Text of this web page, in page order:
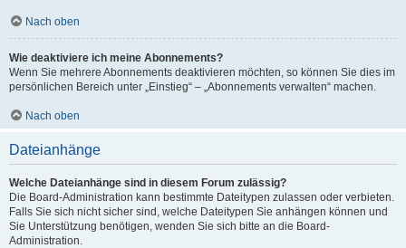
Nach oben
Wie deaktiviere ich meine Abonnements?
Wenn Sie mehrere Abonnements deaktivieren möchten, so können Sie dies im
persönlichen Bereich unter „Einstieg“ – „Abonnements verwalten“ machen.
Nach oben
Dateianhänge
Welche Dateianhänge sind in diesem Forum zulässig?
Die Board-Administration kann bestimmte Dateitypen zulassen oder verbieten.
Falls Sie sich nicht sicher sind, welche Dateitypen Sie anhängen können und
Sie Unterstützung benötigen, wenden Sie sich bitte an die Board-
Administration.